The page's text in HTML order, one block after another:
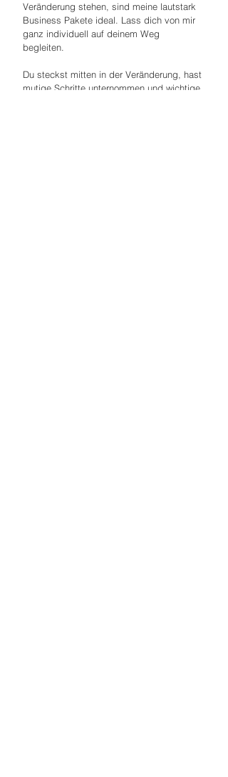
Veränderung stehen, sind meine lautstark
Business Pakete ideal. Lass dich von mir
ganz individuell auf deinem Weg
begleiten.
Du steckst mitten in der Veränderung, hast
mutige Schritte unternommen und wichtige